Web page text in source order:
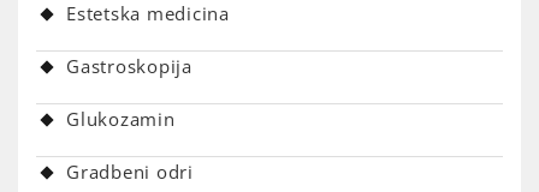
Estetska medicina
Gastroskopija
Glukozamin
Gradbeni odri